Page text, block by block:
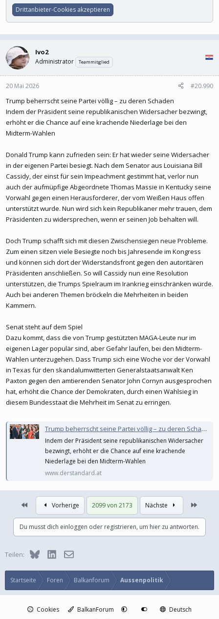
Drittanbieter-Cookies akzeptieren
Ivo2
Administrator Teammitglied
20 Mai 2026 #20.990
Trump beherrscht seine Partei völlig – zu deren Schaden
Indem der Präsident seine republikanischen Widersacher bezwingt,
erhöht er die Chance auf eine krachende Niederlage bei den
Midterm-Wahlen
Donald Trump kann zufrieden sein: Er hat wieder seine Widersacher
in der eigenen Partei besiegt. Nach dem Senator aus Louisiana Bill
Cassidy, der einst für sein Impeachment gestimmt hat, verlor nun
auch der aufmüpfige Abgeordnete Thomas Massie in Kentucky seine
Vorwahl gegen einen Herausforderer, der vom Weißen Haus offen
unterstützt wurde. Nun wird sich kein Republikaner mehr trauen, dem
Präsidenten zu widersprechen, wenn er seinen Job behalten will.
Doch Trump schafft sich mit diesen Zwischensiegen neue Probleme.
Zum einen sitzen viele Besiegte noch bis Jahresende im Kongress
und können sich dort der Widerstandsfront gegen den autoritären
Präsidenten anschließen. So will Cassidy nun eine Resolution
unterstützen, die Trumps Spielraum im Irankrieg einschränken würde.
Auch bei anderen Themen bröckeln die Mehrheiten in beiden
Kammern.
Senat steht auf dem Spiel
Dazu kommt, dass die von Trump gestützten MAGA-Leute nur im
eigenen Lager populär sind, aber Gefahr laufen, bei den Midterm-
Wahlen unterzugehen. Dass Trump sich eine Woche vor der Vorwahl
in Texas für den skandalumwitterten Generalstaatsanwalt Ken
Paxton gegen den amtierenden Senator John Cornyn ausgesprochen
hat, erhöht die Chance der Demokraten, durch einen Wahlsieg in
diesem Bundesstaat die Mehrheit im Senat zu erringen.
Trump beherrscht seine Partei völlig – zu deren Schaden
Indem der Präsident seine republikanischen Widersacher
bezwingt, erhöht er die Chance auf eine krachende
Niederlage bei den Midterm-Wahlen
www.derstandard.at
Vorherige 2099 von 2173 Nächste
Du musst dich einloggen oder registrieren, um hier zu antworten.
Teilen: BlueskyLinkedInE-Mail
Startseite Foren Balkanforum Aussenpolitik
Cookies BalkanForum
Deutsch